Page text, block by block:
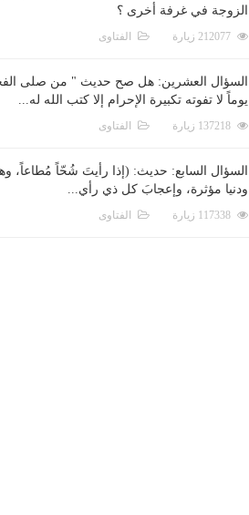
الزوجة في غرفة أخرى ؟
الفتاوى
السؤال العشرين: هل صح حديث " من صلى
يوماً لا تفوته تكبيرة الإحرام إلا كتب الله له...
الفتاوى
السؤال السابع: حديث: (إذا رأيتَ شُحّاً مُطاعاً،
ودنيا مؤثرة، وإعجابَ كل ذي رأي...
الفتاوى